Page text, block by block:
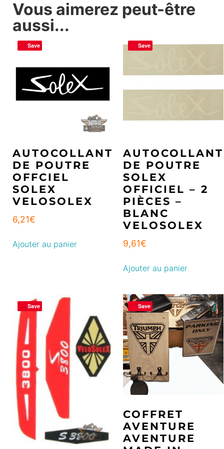
Vous aimerez peut-être
aussi...
Save
AUTOCOLLANT
DE POUTRE
OFFCIEL
SOLEX
VELOSOLEX
6,21€
Ajouter au panier
Save
AUTOCOLLANT
DE POUTRE
SOLEX
OFFICIEL – 2
PIÈCES –
BLANC
VELOSOLEX
9,61€
Ajouter au panier
Save Save
COFFRET
AVENTURE
AVENTURE